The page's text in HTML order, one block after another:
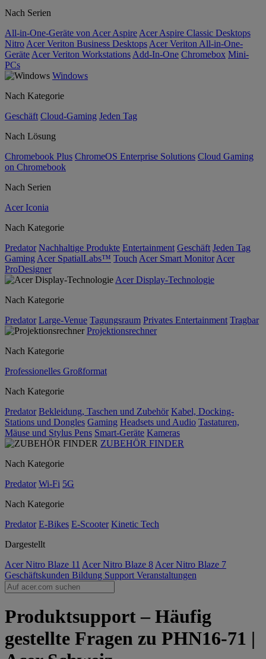
Nach Serien
All-in-One-Geräte von Acer Aspire Acer Aspire Classic Desktops
Nitro Acer Veriton Business Desktops Acer Veriton All-in-One-
Geräte Acer Veriton Workstations Add-In-One Chromebox Mini-
PCs
Windows
Nach Kategorie
Geschäft Cloud-Gaming Jeden Tag
Nach Lösung
Chromebook Plus ChromeOS Enterprise Solutions Cloud Gaming
on Chromebook
Nach Serien
Acer Iconia
Nach Kategorie
Predator Nachhaltige Produkte Entertainment Geschäft Jeden Tag
Gaming Acer SpatialLabs™ Touch Acer Smart Monitor Acer
ProDesigner
Acer Display-Technologie
Nach Kategorie
Predator Large-Venue Tagungsraum Privates Entertainment Tragbar
Projektionsrechner
Nach Kategorie
Professionelles Großformat
Nach Kategorie
Predator Bekleidung, Taschen und Zubehör Kabel, Docking-
Stations und Dongles Gaming Headsets und Audio Tastaturen,
Mäuse und Stylus Pens Smart-Geräte Kameras
ZUBEHÖR FINDER
Nach Kategorie
Predator Wi-Fi 5G
Nach Kategorie
Predator E-Bikes E-Scooter Kinetic Tech
Dargestellt
Acer Nitro Blaze 11 Acer Nitro Blaze 8 Acer Nitro Blaze 7
Geschäftskunden Bildung Support Veranstaltungen
Produktsupport – Häufig
gestellte Fragen zu PHN16-71 |